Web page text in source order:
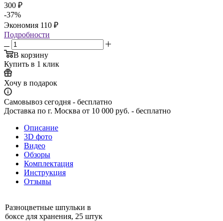
300 ₽
-37%
Экономия 110 ₽
Подробности
В корзину
Купить в 1 клик
Хочу в подарок
Самовывоз сегодня - бесплатно
Доставка по г. Москва от 10 000 руб. - бесплатно
Описание
3D фото
Видео
Обзоры
Комплектация
Инструкция
Отзывы
Разноцветные шпульки в
боксе для хранения, 25 штук